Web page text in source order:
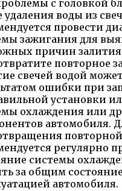
с головкой
удаления воды из
провести
зажигания для
причин залития
повторное
свечей водой
ошибки при
установки
охлаждения или
автомобиля.
регулярно
системы
за общим
автомобиля.